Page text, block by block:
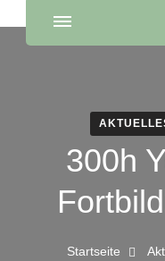
300h
Startseite